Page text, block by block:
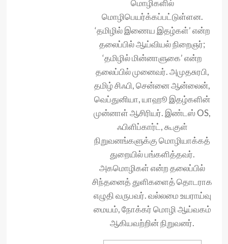
மொழிகளில்
மொழிபெயர்க்கப்பட்டுள்ளன.
‘தமிழில் இணைய இதழ்கள்’ என்ற
தலைப்பில் ஆய்வியல் நிறைஞர்;
‘தமிழில் மின்னாளுகை’ என்ற
தலைப்பில் முனைவர். அமுதசுரபி,
தமிழ் சிஃபி, சென்னை ஆன்லைன்,
வெப்துனியா, யாஹூ இதழ்களின்
முன்னாள் ஆசிரியர். இண்டஸ் OS,
ஃபிளிப்கார்ட், கூகுள்
நிறுவனங்களுக்கு மொழியாக்கத்
துறையில் பங்களித்தவர்.
அகமொழிகள் என்ற தலைப்பில்
சிந்தனைத் துளிகளைத் தொடராக
எழுதி வருபவர். வல்லமை உயராய்வு
மையம், நோக்கர் மொழி ஆய்வகம்
ஆகியவற்றின் நிறுவனர்.